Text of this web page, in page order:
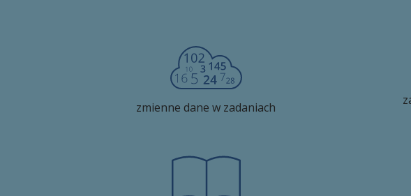
zmienne dane w zadaniach